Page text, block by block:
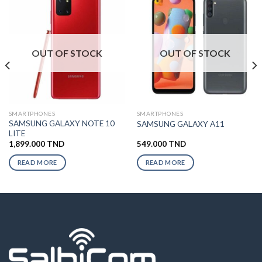
OUT OF STOCK
SMARTPHONES
SAMSUNG GALAXY NOTE 10
LITE
1,899.000 TND
READ MORE
OUT OF STOCK
SMARTPHONES
SAMSUNG GALAXY A11
549.000 TND
READ MORE